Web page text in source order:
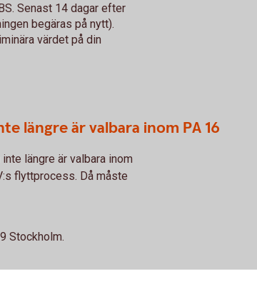
Senast 14 dagar efter
begäras på nytt).
värdet på din
längre är valbara inom PA 16
längre är valbara inom
flyttprocess. Då måste
Stockholm.